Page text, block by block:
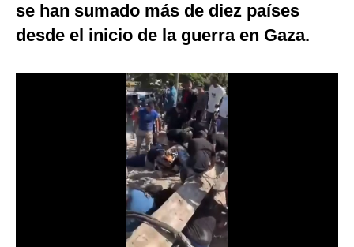
se han sumado más de diez países
desde el inicio de la guerra en Gaza.